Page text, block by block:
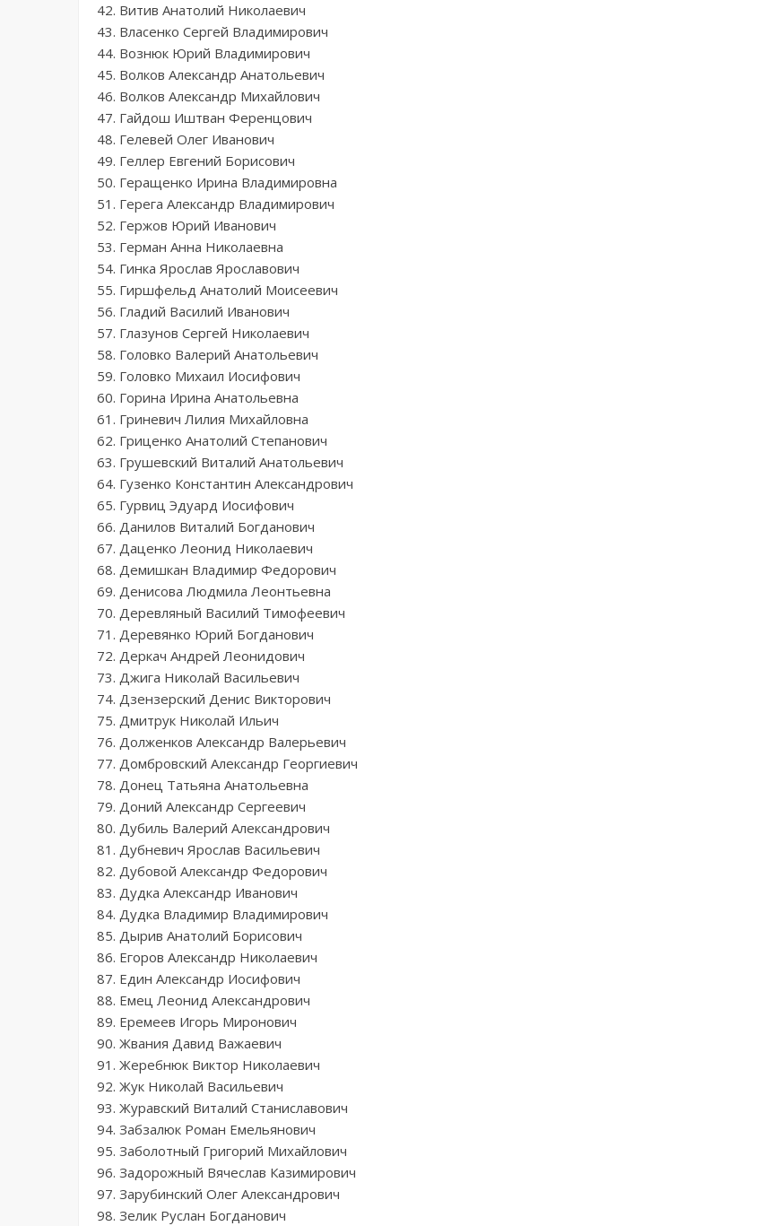
42. Витив Анатолий Николаевич
43. Власенко Сергей Владимирович
44. Вознюк Юрий Владимирович
45. Волков Александр Анатольевич
46. Волков Александр Михайлович
47. Гайдош Иштван Ференцович
48. Гелевей Олег Иванович
49. Геллер Евгений Борисович
50. Геращенко Ирина Владимировна
51. Герега Александр Владимирович
52. Гержов Юрий Иванович
53. Герман Анна Николаевна
54. Гинка Ярослав Ярославович
55. Гиршфельд Анатолий Моисеевич
56. Гладий Василий Иванович
57. Глазунов Сергей Николаевич
58. Головко Валерий Анатольевич
59. Головко Михаил Иосифович
60. Горина Ирина Анатольевна
61. Гриневич Лилия Михайловна
62. Гриценко Анатолий Степанович
63. Грушевский Виталий Анатольевич
64. Гузенко Константин Александрович
65. Гурвиц Эдуард Иосифович
66. Данилов Виталий Богданович
67. Даценко Леонид Николаевич
68. Демишкан Владимир Федорович
69. Денисова Людмила Леонтьевна
70. Деревляный Василий Тимофеевич
71. Деревянко Юрий Богданович
72. Деркач Андрей Леонидович
73. Джига Николай Васильевич
74. Дзензерский Денис Викторович
75. Дмитрук Николай Ильич
76. Долженков Александр Валерьевич
77. Домбровский Александр Георгиевич
78. Донец Татьяна Анатольевна
79. Доний Александр Сергеевич
80. Дубиль Валерий Александрович
81. Дубневич Ярослав Васильевич
82. Дубовой Александр Федорович
83. Дудка Александр Иванович
84. Дудка Владимир Владимирович
85. Дырив Анатолий Борисович
86. Егоров Александр Николаевич
87. Един Александр Иосифович
88. Емец Леонид Александрович
89. Еремеев Игорь Миронович
90. Жвания Давид Важаевич
91. Жеребнюк Виктор Николаевич
92. Жук Николай Васильевич
93. Журавский Виталий Станиславович
94. Забзалюк Роман Емельянович
95. Заболотный Григорий Михайлович
96. Задорожный Вячеслав Казимирович
97. Зарубинский Олег Александрович
98. Зелик Руслан Богданович